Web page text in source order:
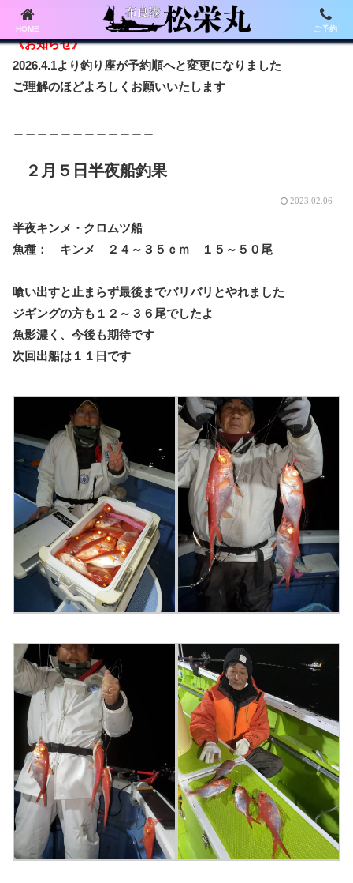
《お知らせ》
2026.4.1より釣り座が予約順へと変更になりました
ご理解のほどよろしくお願いいたします
２月５日半夜船釣果
2023.02.06
半夜キンメ・クロムツ船
魚種： キンメ ２４～３５ｃｍ １５～５０尾
喰い出すと止まらず最後までバリバリとやれました
ジギングの方も１２～３６尾でしたよ
魚影濃く、今後も期待です
次回出船は１１日です
HOME ご予約